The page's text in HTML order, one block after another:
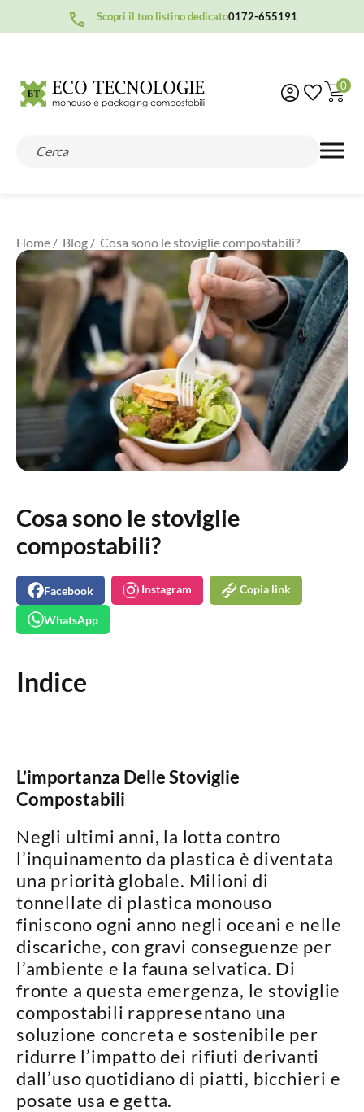
Scopri il tuo listino dedicato0172-655191
0
Home / Blog / Cosa sono le stoviglie compostabili?
Cosa sono le stoviglie
compostabili?
Facebook Instagram Copia link
WhatsApp
Indice
L’importanza Delle Stoviglie
Compostabili
Negli ultimi anni, la lotta contro
l’inquinamento da plastica è diventata
una priorità globale. Milioni di
tonnellate di plastica monouso
finiscono ogni anno negli oceani e nelle
discariche, con gravi conseguenze per
l’ambiente e la fauna selvatica. Di
fronte a questa emergenza, le stoviglie
compostabili rappresentano una
soluzione concreta e sostenibile per
ridurre l’impatto dei rifiuti derivanti
dall’uso quotidiano di piatti, bicchieri e
posate usa e getta.